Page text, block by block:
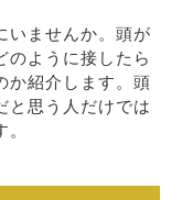
いませんか。頭が
のように接したら
か紹介します。頭
と思う人だけでは